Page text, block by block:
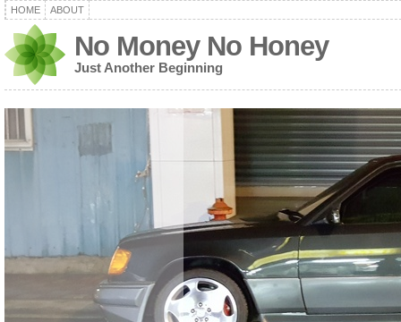
HOME ABOUT
No Money No Honey
Just Another Beginning